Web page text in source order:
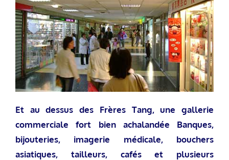
Et au dessus des Frères Tang, une gallerie
commerciale fort bien achalandée Banques,
bijouteries, imagerie médicale, bouchers
asiatiques, tailleurs, cafés et plusieurs